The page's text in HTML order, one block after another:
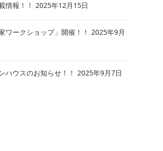
情報！！ 2025年12月15日
ワークショップ」開催！！ 2025年9月
ハウスのお知らせ！！ 2025年9月7日